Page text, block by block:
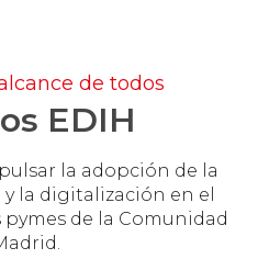
de todos
EDIH
la adopción de la
la digitalización en el
de la Comunidad